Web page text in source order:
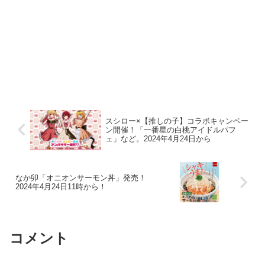
スシロー×【推しの子】コラボキャンペー
ン開催！「一番星の白桃アイドルパフ
ェ」など。2024年4月24日から
なか卯「オニオンサーモン丼」発売！
2024年4月24日11時から！
コメント